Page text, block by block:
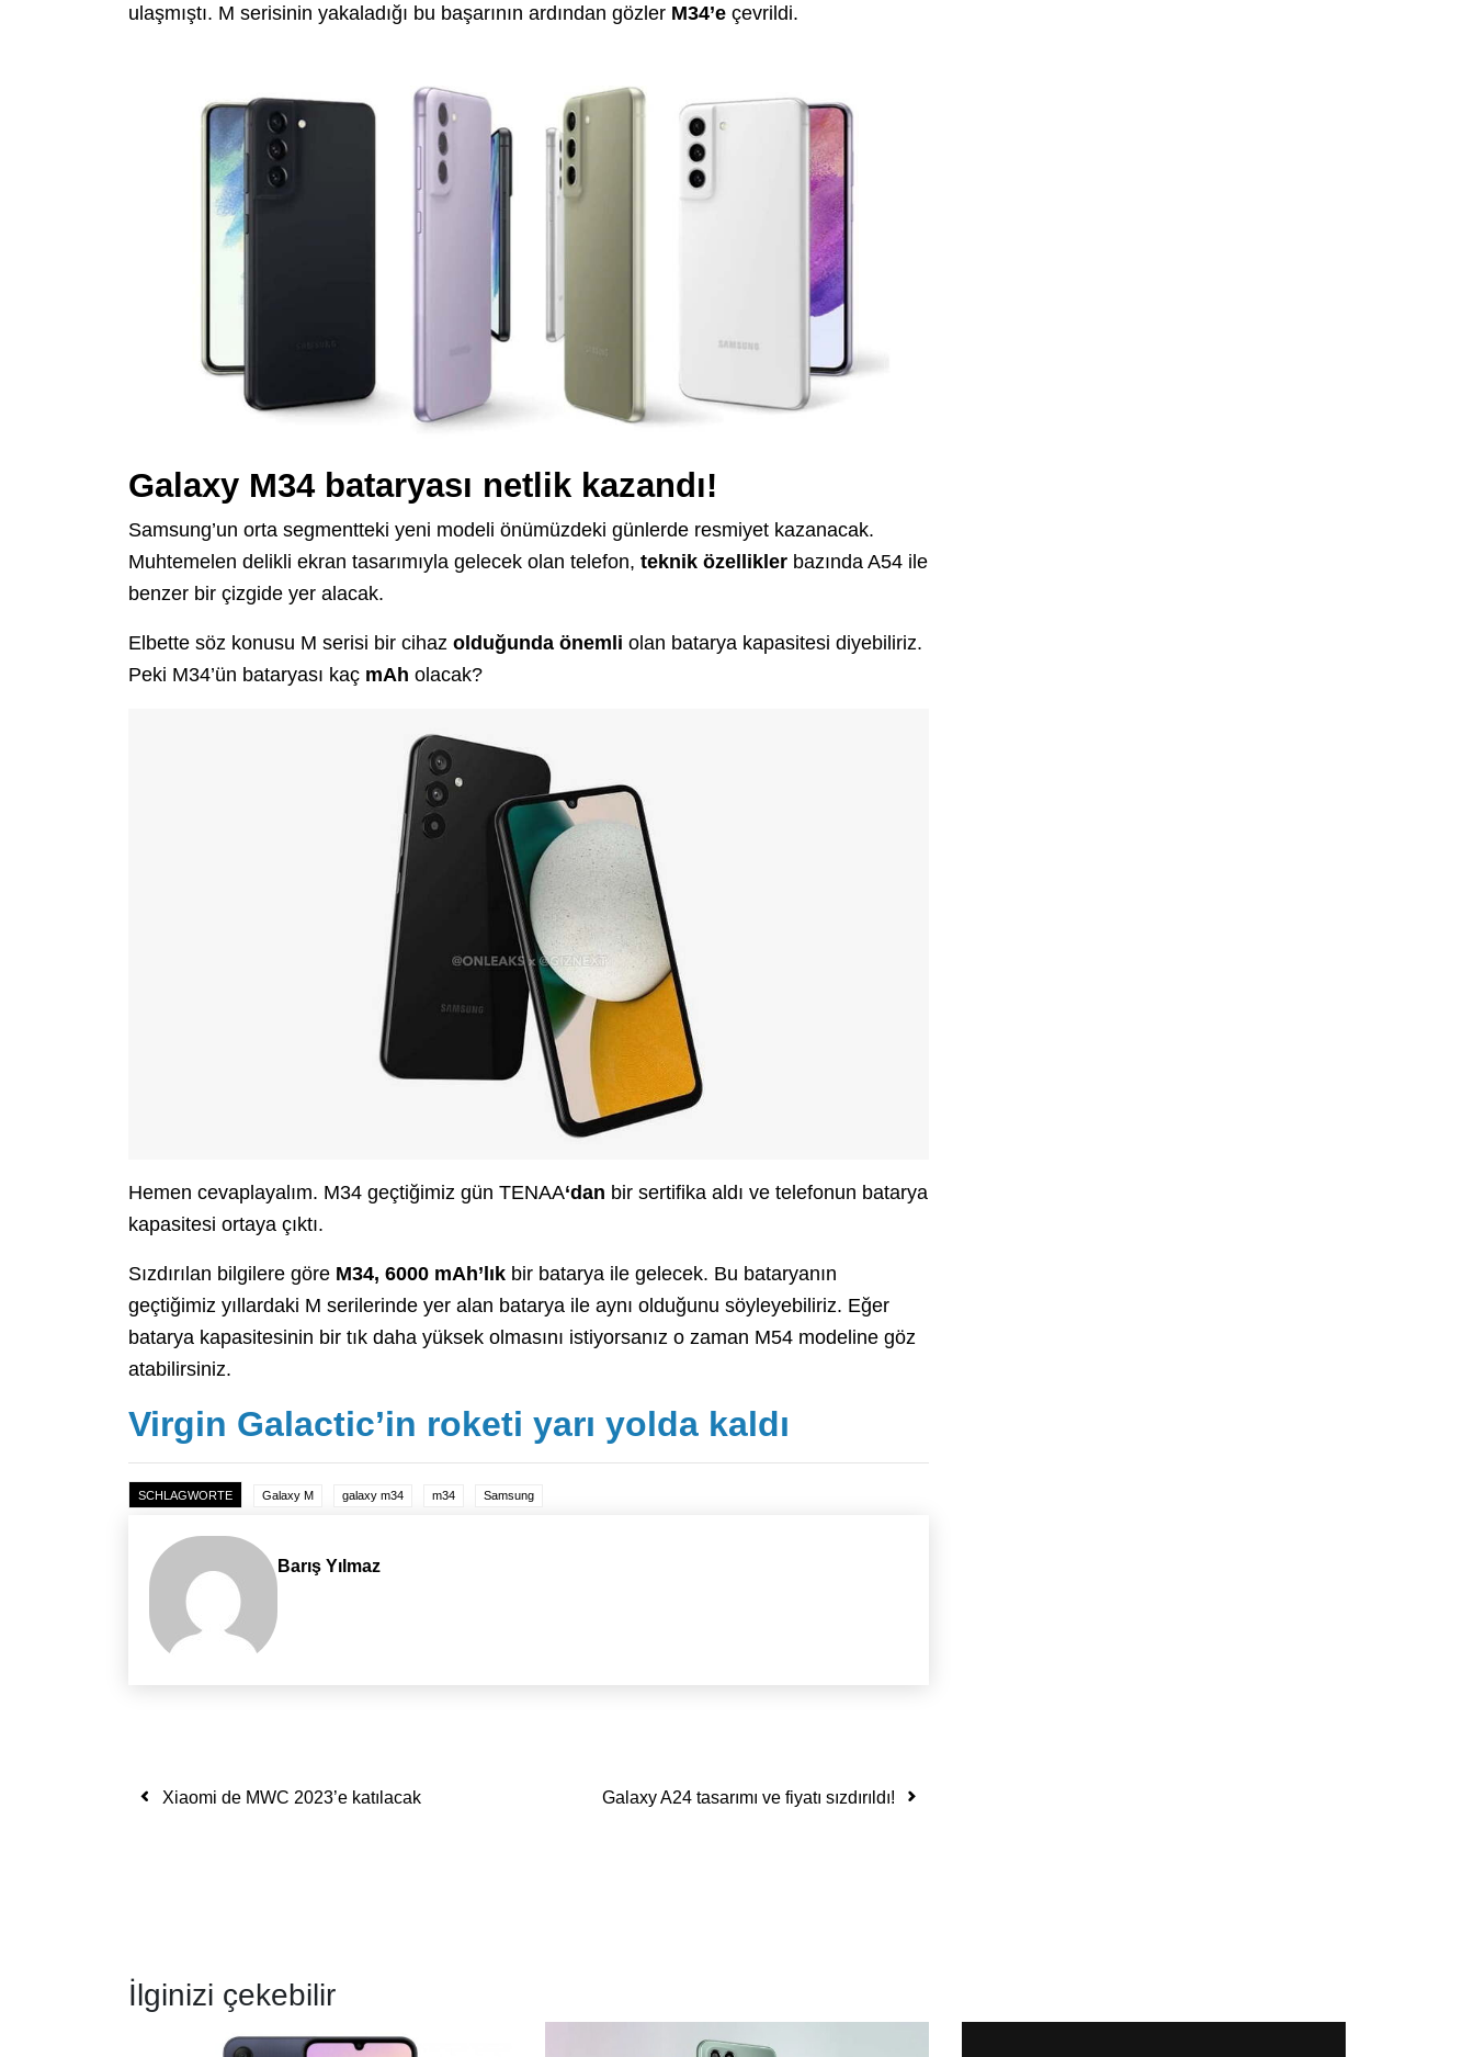
ulaşmıştı. M serisinin yakaladığı bu başarının ardından gözler M34’e çevrildi.
Galaxy M34 bataryası netlik kazandı!
Samsung’un orta segmentteki yeni modeli önümüzdeki günlerde resmiyet kazanacak.
Muhtemelen delikli ekran tasarımıyla gelecek olan telefon, teknik özellikler bazında A54 ile
benzer bir çizgide yer alacak.
Elbette söz konusu M serisi bir cihaz olduğunda önemli olan batarya kapasitesi diyebiliriz.
Peki M34’ün bataryası kaç mAh olacak?
Hemen cevaplayalım. M34 geçtiğimiz gün TENAA‘dan bir sertifika aldı ve telefonun batarya
kapasitesi ortaya çıktı.
Sızdırılan bilgilere göre M34, 6000 mAh’lık bir batarya ile gelecek. Bu bataryanın
geçtiğimiz yıllardaki M serilerinde yer alan batarya ile aynı olduğunu söyleyebiliriz. Eğer
batarya kapasitesinin bir tık daha yüksek olmasını istiyorsanız o zaman M54 modeline göz
atabilirsiniz.
Virgin Galactic’in roketi yarı yolda kaldı
SCHLAGWORTE Galaxy M galaxy m34 m34 Samsung
Barış Yılmaz
Yazı dolaşımı
Xiaomi de MWC 2023’e katılacak Galaxy A24 tasarımı ve fiyatı sızdırıldı!
İlginizi çekebilir